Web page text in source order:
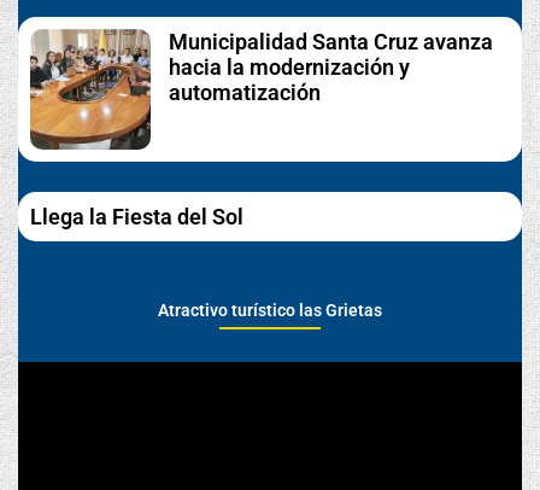
Municipalidad Santa Cruz avanza
hacia la modernización y
automatización
Llega la Fiesta del Sol
Atractivo turístico las Grietas